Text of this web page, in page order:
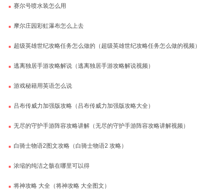
赛尔号喷水装怎么用
摩尔庄园彩虹瀑布怎么上去
超级英雄世纪攻略任务怎么做的（超级英雄世纪攻略任务怎么做的视频）
逃离独居手游攻略解说（逃离独居手游攻略解说视频）
游戏秘籍用英语怎么说
吕布传威力加强版攻略（吕布传威力加强版攻略大全）
无尽的守护手游阵容攻略讲解（无尽的守护手游阵容攻略讲解视频）
白骑士物语2图文攻略（白骑士物语2 攻略）
浓缩的纯洁之骸在哪里可以得
将神攻略 大全（将神攻略 大全图文）